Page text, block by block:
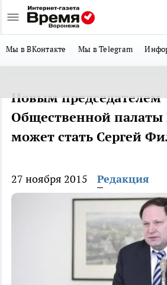
Мы в ВКонтакте Мы в Telegram
Новым председателем
Общественной палаты
может стать Сергей
27 ноября 2015 Редакция